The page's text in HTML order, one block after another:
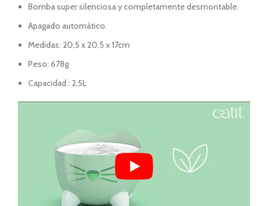
Bomba super silenciosa y completamente desmontable.
Apagado automático.
Medidas: 20,5 x 20,5 x 17cm
Peso: 678g
Capacidad : 2,5L